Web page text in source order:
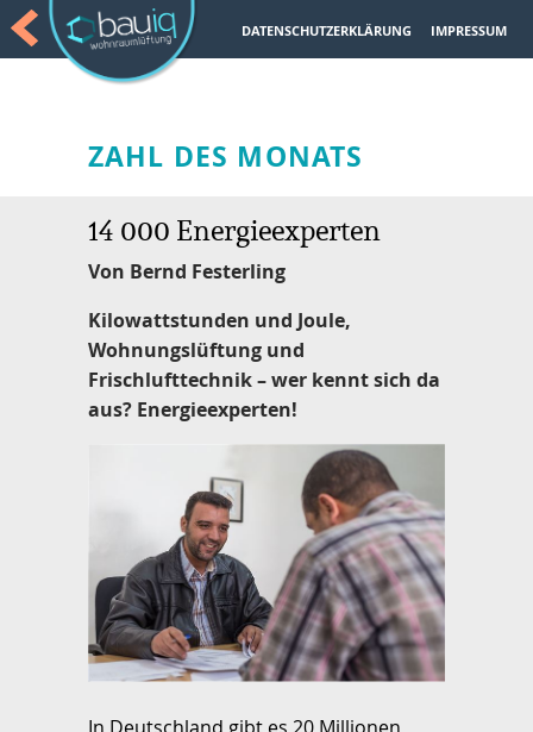
DATENSCHUTZERKLÄRUNG IMPRESSUM
ZAHL DES MONATS
14 000 Energieexperten
Von Bernd Festerling
Kilowattstunden und Joule,
Wohnungslüftung und
Frischlufttechnik – wer kennt sich da
aus? Energieexperten!